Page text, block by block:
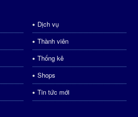
Dịch vụ
Thành viên
Thống kê
Shops
Tin tức mới